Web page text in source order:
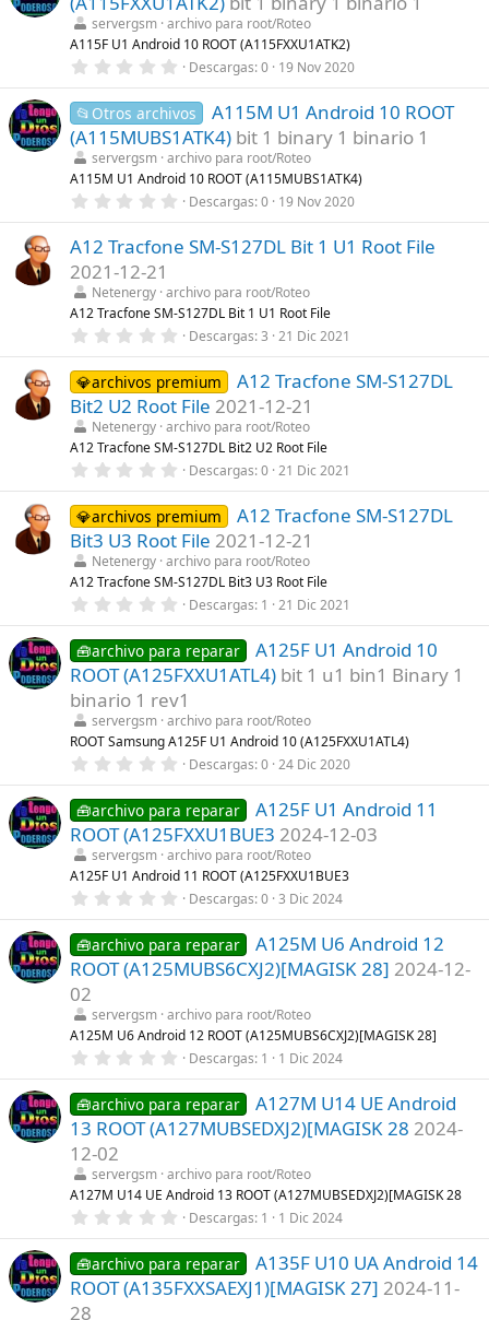
s
t
r
e
l
a
(
s
)
servergsm archivo para root/Roteo
A115F U1 Android 10 ROOT (A115FXXU1ATK2)
0
0
0
e
s
t
r
e
l
(
Descargas 0 19 Nov 2020
📂Otros archivos
A115M U1 Android 10 ROOT
(A115MUBS1ATK4) bit 1 binary 1 binario 1
servergsm archivo para root/Roteo
A115M U1 Android 10 ROOT (A115MUBS1ATK4)
0
0
0
e
t
r
e
l
a
(
s
Descargas 0 19 Nov 2020
A12 Tracfone SM-S127DL Bit 1 U1 Root File
2021-12-21
Netenergy archivo para root/Roteo
A12 Tracfone SM-S127DL Bit 1 U1 Root File
0
0
0
e
s
t
r
e
l
a
(
s
Descargas 3 21 Dic 2021
💎archivos premium
A12 Tracfone SM-S127DL
Bit2 U2 Root File 2021-12-21
Netenergy archivo para root/Roteo
A12 Tracfone SM-S127DL Bit2 U2 Root File
0
0
0
e
s
t
r
e
l
a
(
s
)
Descargas 0 21 Dic 2021
💎archivos premium
A12 Tracfone SM-S127DL
Bit3 U3 Root File 2021-12-21
Netenergy archivo para root/Roteo
A12 Tracfone SM-S127DL Bit3 U3 Root File
0
0
0
e
s
t
r
e
l
a
(
s
)
Descargas 1 21 Dic 2021
🧰archivo para reparar
A125F U1 Android 10
ROOT (A125FXXU1ATL4) bit 1 u1 bin1 Binary 1
binario 1 rev1
servergsm archivo para root/Roteo
ROOT Samsung A125F U1 Android 10 (A125FXXU1ATL4)
0
0
0
e
s
t
r
e
l
a
(
s
)
Descargas 0 24 Dic 2020
🧰archivo para reparar
A125F U1 Android 11
ROOT (A125FXXU1BUE3 2024-12-03
servergsm archivo para root/Roteo
A125F U1 Android 11 ROOT (A125FXXU1BUE3
0
0
0
e
s
e
l
a
(
s
)
Descargas 0 3 Dic 2024
🧰archivo para reparar
A125M U6 Android 12
ROOT (A125MUBS6CXJ2)[MAGISK 28] 2024-12-
02
servergsm archivo para root/Roteo
A125M U6 Android 12 ROOT (A125MUBS6CXJ2)[MAGISK 28]
0
0
0
e
s
e
l
a
(
s
)
Descargas 1 1 Dic 2024
🧰archivo para reparar
A127M U14 UE Android
13 ROOT (A127MUBSEDXJ2)[MAGISK 28 2024-
12-02
servergsm archivo para root/Roteo
A127M U14 UE Android 13 ROOT (A127MUBSEDXJ2)[MAGISK 28
0
0
0
e
s
Descargas 1 1 Dic 2024
🧰archivo para reparar
A135F U10 UA Android 14
ROOT (A135FXXSAEXJ1)[MAGISK 27] 2024-11-
28